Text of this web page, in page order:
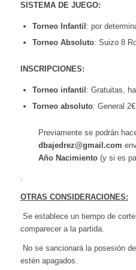
SISTEMA DE JUEGO:
Torneo Infantil : por
Torneo Absoluto: Suizo 8
INSCRIPCIONES:
Torneo infantil : Gratuitas,
Torneo absoluto: General
Previamente se podrán
dbajedrez@gmail.com
Año Nacimiento (y si es
.
OTRAS CONSIDERACIONES:
Se establece un tiempo de
comparecer a la partida.
No se sancionará la posesión
estén apagados.